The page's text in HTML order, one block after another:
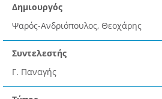
Δημιουργός
Ψαρός-Ανδριόπουλος, Θεοχάρης
Συντελεστής
Γ. Παναγής